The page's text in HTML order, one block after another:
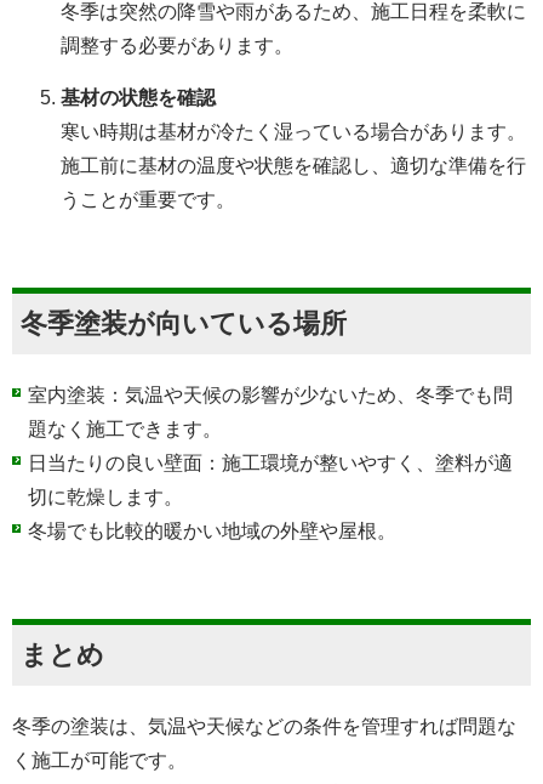
冬季は突然の降雪や雨があるため、施工日程を柔軟に
調整する必要があります。
基材の状態を確認
寒い時期は基材が冷たく湿っている場合があります。
施工前に基材の温度や状態を確認し、適切な準備を行
うことが重要です。
冬季塗装が向いている場所
室内塗装：気温や天候の影響が少ないため、冬季でも問
題なく施工できます。
日当たりの良い壁面：施工環境が整いやすく、塗料が適
切に乾燥します。
冬場でも比較的暖かい地域の外壁や屋根。
まとめ
冬季の塗装は、気温や天候などの条件を管理すれば問題な
く施工が可能です。